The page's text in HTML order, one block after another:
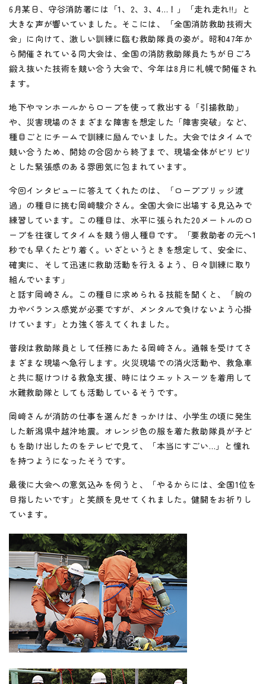
6月某日、守谷消防署には「1、2、3、4…！」「走れ走れ!!」と
大きな声が響いていました。そこには、「全国消防救助技術大
会」に向けて、激しい訓練に臨む救助隊員の姿が。昭和47年か
ら開催されている同大会は、全国の消防救助隊員たちが日ごろ
鍛え抜いた技術を競い合う大会で、今年は8月に札幌で開催され
ます。
地下やマンホールからロープを使って救出する「引揚救助」
や、災害現場のさまざまな障害を想定した「障害突破」など、
種目ごとにチームで訓練に励んでいました。大会ではタイムで
競い合うため、開始の合図から終了まで、現場全体がピリピリ
とした緊張感のある雰囲気に包まれています。
今回インタビューに答えてくれたのは、「ロープブリッジ渡
過」の種目に挑む岡﨑駿介さん。全国大会に出場する見込みで
練習しています。この種目は、水平に張られた20メートルのロ
ープを往復してタイムを競う個人種目です。「要救助者の元へ1
秒でも早くたどり着く。いざというときを想定して、安全に、
確実に、そして迅速に救助活動を行えるよう、日々訓練に取り
組んでいます」
と話す岡崎さん。この種目に求められる技能を聞くと、「腕の
力やバランス感覚が必要ですが、メンタルで負けないよう心掛
けています」と力強く答えてくれました。
普段は救助隊員として任務にあたる岡﨑さん。通報を受けてさ
まざまな現場へ急行します。火災現場での消火活動や、救急車
と共に駆けつける救急支援、時にはウエットスーツを着用して
水難救助隊としても活動しているそうです。
岡﨑さんが消防の仕事を選んだきっかけは、小学生の頃に発生
した新潟県中越沖地震。オレンジ色の服を着た救助隊員が子ど
もを助け出したのをテレビで見て、「本当にすごい…」と憧れ
を持つようになったそうです。
最後に大会への意気込みを伺うと、「やるからには、全国1位を
目指したいです」と笑顔を見せてくれました。健闘をお祈りし
ています。